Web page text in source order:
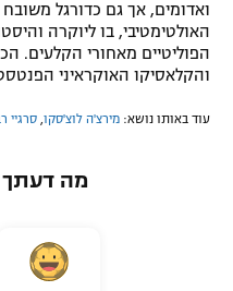
ואדומים, אך גם כדורגל
האולטימטיבי, בו ליוקרה
הפוליטיים מאחורי הקלעים.
והקלאסיקו האוקראיני
עוד באותו נושא: מירצ'ה לוצ'סקו, סרגיי
מה